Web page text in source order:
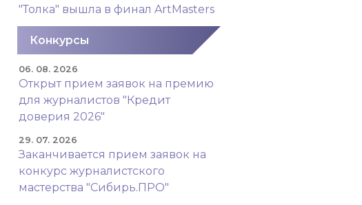
"Толка" вышла в финал ArtMasters
Конкурсы
06. 08. 2026
Открыт прием заявок на премию
для журналистов "Кредит
доверия 2026"
29. 07. 2026
Заканчивается прием заявок на
конкурс журналистского
мастерства "Сибирь.ПРО"